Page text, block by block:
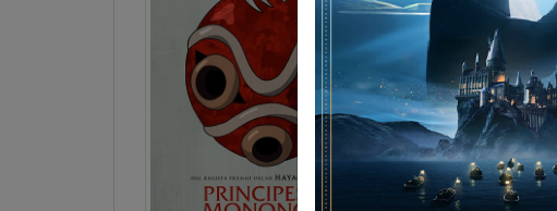
Genere: Animazione
Lingua:Italiano
EtàT
Regia:H. Miyazaki
Anno:1997